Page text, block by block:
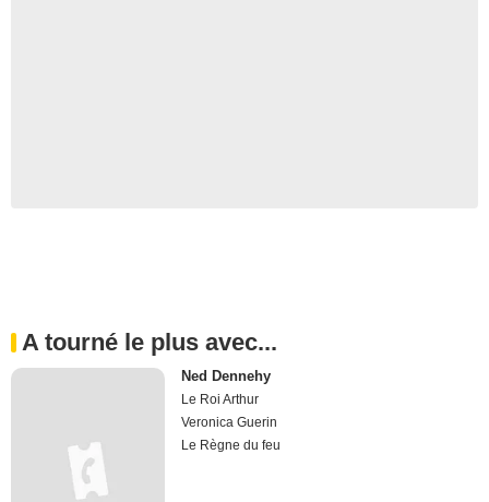
A tourné le plus avec...
Ned Dennehy
Le Roi Arthur
Veronica Guerin
Le Règne du feu